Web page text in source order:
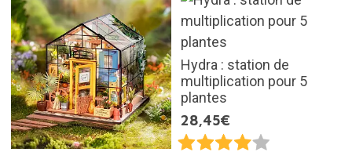
Hydra : station de
multiplication pour 5
plantes
28,45€